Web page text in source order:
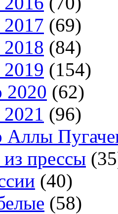
(69)
(84)
(154)
2020 (62)
(96)
Аллы
прессы
(40)
(58)